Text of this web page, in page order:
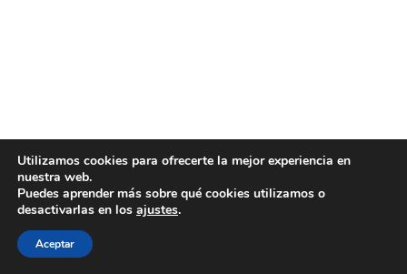
Utilizamos cookies para ofrecerte la mejor experiencia en
nuestra web.
Puedes aprender más sobre qué cookies utilizamos o
desactivarlas en los ajustes.
Aceptar